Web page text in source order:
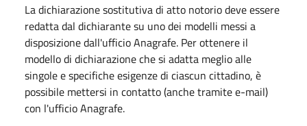
La dichiarazione sostitutiva di atto notorio deve essere
redatta dal dichiarante su uno dei modelli messi a
disposizione dall'ufficio Anagrafe. Per ottenere il
modello di dichiarazione che si adatta meglio alle
singole e specifiche esigenze di ciascun cittadino, è
possibile mettersi in contatto (anche tramite e-mail)
con l'ufficio Anagrafe.